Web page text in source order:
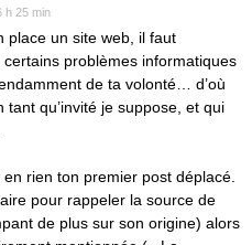
h 25 min
place un site web, il faut
certains problèmes informatiques
de ta volonté… d’où
tant qu’invité je suppose, et qui
en rien ton premier post déplacé.
pour rappeler la source de
de plus sur son origine) alors